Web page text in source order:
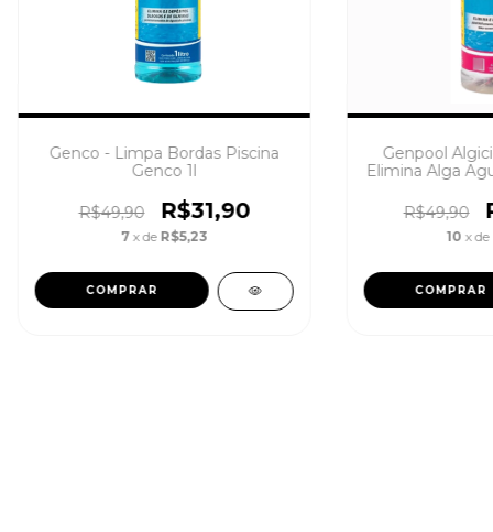
Genco - Limpa Bordas Piscina
Genco 1l
R$49,90 R$31,90
7 x de R$5,23
Genpool
Elimina Alga
R$49,90
10 x de